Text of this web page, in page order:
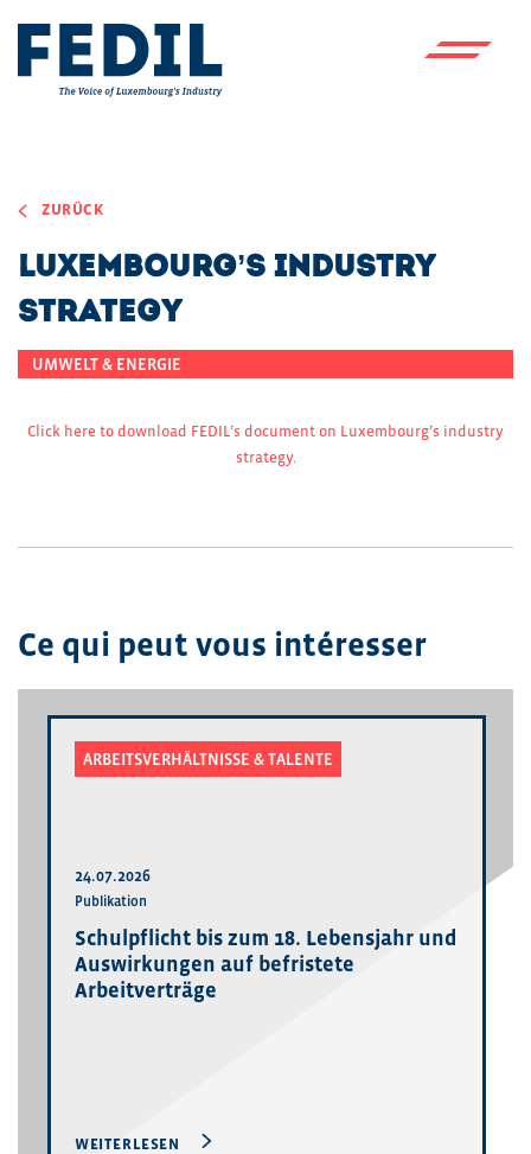
ZURÜCK
Luxembourg’s Industry
Strategy
UMWELT & ENERGIE
Click here to download FEDIL’s document on Luxembourg’s industry
strategy.
Ce qui peut vous intéresser
ARBEITSVERHÄLTNISSE & TALENTE
24.07.2026
Publikation
Schulpflicht bis zum 18. Lebensjahr und
Auswirkungen auf befristete
Arbeitverträge
WEITERLESEN